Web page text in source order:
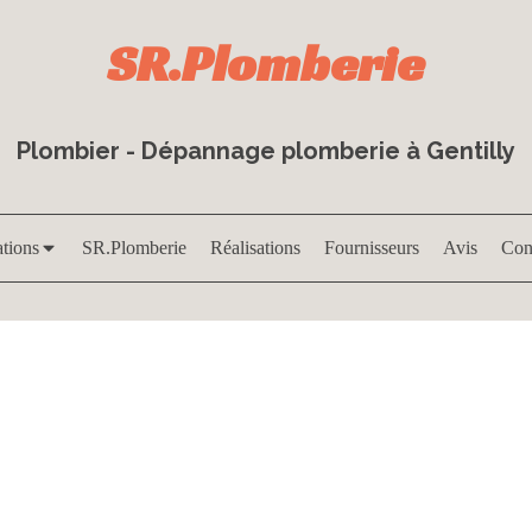
SR.Plomberie
Plombier - Dépannage plomberie à Gentilly
SR.Plomberie Réalisations Fournisseurs Avis